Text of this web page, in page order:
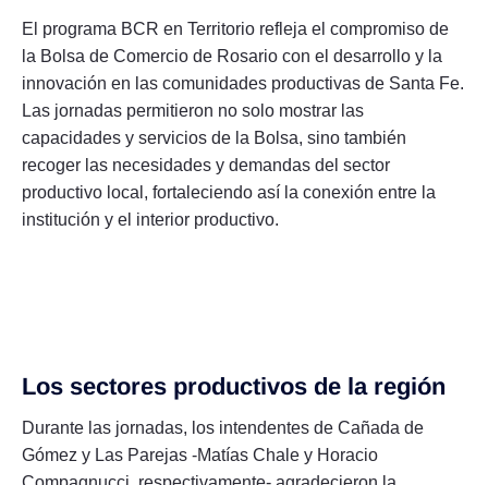
El programa BCR en Territorio refleja el compromiso de
la Bolsa de Comercio de Rosario con el desarrollo y la
innovación en las comunidades productivas de Santa Fe.
Las jornadas permitieron no solo mostrar las
capacidades y servicios de la Bolsa, sino también
recoger las necesidades y demandas del sector
productivo local, fortaleciendo así la conexión entre la
institución y el interior productivo.
Los sectores productivos de la región
Durante las jornadas, los intendentes de Cañada de
Gómez y Las Parejas -Matías Chale y Horacio